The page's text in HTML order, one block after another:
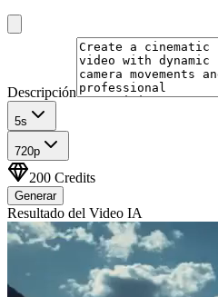
Descripción
5s
720p
200 Credits
Generar
Resultado del Video IA